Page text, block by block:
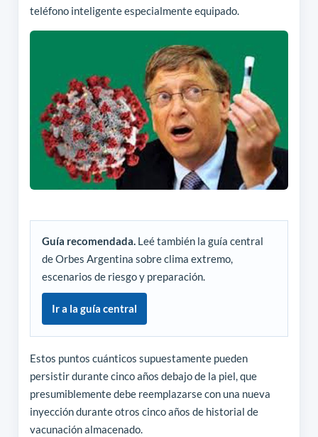
teléfono inteligente especialmente equipado.
Guía recomendada.Leé también la guía central
de Orbes Argentina sobre clima extremo,
escenarios de riesgo y preparación.
Ir a la guía central
Estos puntos cuánticos supuestamente pueden
persistir durante cinco años debajo de la piel, que
presumiblemente debe reemplazarse con una nueva
inyección durante otros cinco años de historial de
vacunación almacenado.